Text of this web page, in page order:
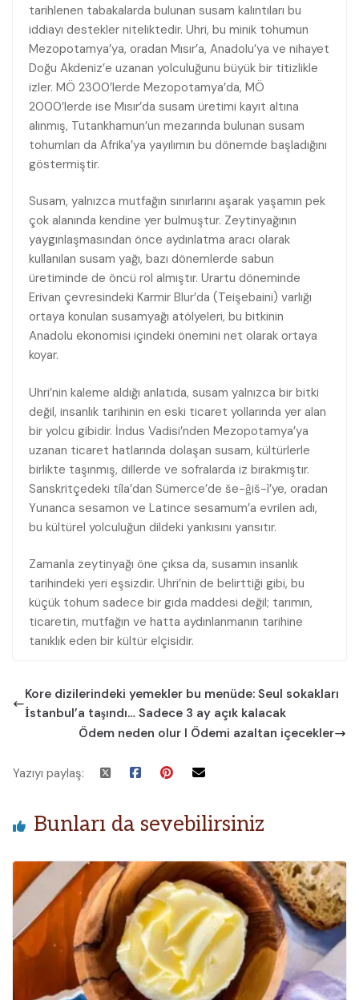
tarihlenen tabakalarda bulunan susam kalıntıları bu
iddiayı destekler niteliktedir. Uhri, bu minik tohumun
Mezopotamya’ya, oradan Mısır’a, Anadolu’ya ve nihayet
Doğu Akdeniz’e uzanan yolculuğunu büyük bir titizlikle
izler. MÖ 2300’lerde Mezopotamya’da, MÖ
2000’lerde ise Mısır’da susam üretimi kayıt altına
alınmış, Tutankhamun’un mezarında bulunan susam
tohumları da Afrika’ya yayılımın bu dönemde başladığını
göstermiştir.
Susam, yalnızca mutfağın sınırlarını aşarak yaşamın pek
çok alanında kendine yer bulmuştur. Zeytinyağının
yaygınlaşmasından önce aydınlatma aracı olarak
kullanılan susam yağı, bazı dönemlerde sabun
üretiminde de öncü rol almıştır. Urartu döneminde
Erivan çevresindeki Karmir Blur’da (Teişebaini) varlığı
ortaya konulan susamyağı atölyeleri, bu bitkinin
Anadolu ekonomisi içindeki önemini net olarak ortaya
koyar.
Uhri’nin kaleme aldığı anlatıda, susam yalnızca bir bitki
değil, insanlık tarihinin en eski ticaret yollarında yer alan
bir yolcu gibidir. İndus Vadisi’nden Mezopotamya’ya
uzanan ticaret hatlarında dolaşan susam, kültürlerle
birlikte taşınmış, dillerde ve sofralarda iz bırakmıştır.
Sanskritçedeki tíla’dan Sümerce’de še-ĝiš-ì’ye, oradan
Yunanca sesamon ve Latince sesamum’a evrilen adı,
bu kültürel yolculuğun dildeki yankısını yansıtır.
Zamanla zeytinyağı öne çıksa da, susamın insanlık
tarihindeki yeri eşsizdir. Uhri’nin de belirttiği gibi, bu
küçük tohum sadece bir gıda maddesi değil; tarımın,
ticaretin, mutfağın ve hatta aydınlanmanın tarihine
tanıklık eden bir kültür elçisidir.
Kore dizilerindeki yemekler bu menüde: Seul sokakları
İstanbul’a taşındı… Sadece 3 ay açık kalacak
Ödem neden olur I Ödemi azaltan içecekler
Yazıyı paylaş:
Bunları da sevebilirsiniz